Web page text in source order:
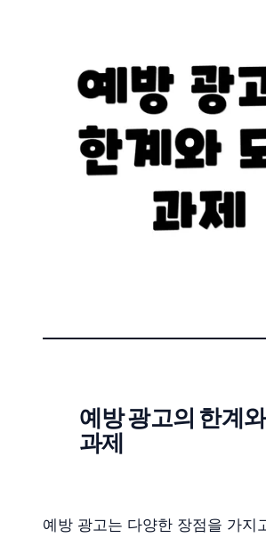
예방 광고의 한계
과제
예방 광고는 다양한 장점을 가지